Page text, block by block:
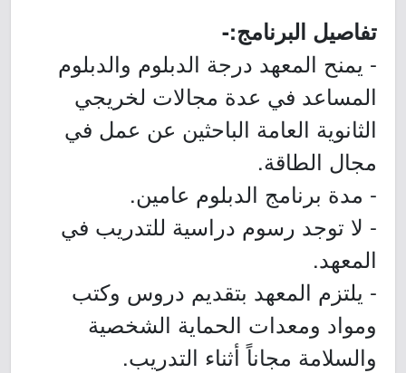
تفاصيل البرنامج:-
- يمنح المعهد درجة الدبلوم والدبلوم
المساعد في عدة مجالات لخريجي
الثانوية العامة الباحثين عن عمل في
مجال الطاقة.
- مدة برنامج الدبلوم عامين.
- لا توجد رسوم دراسية للتدريب في
المعهد.
- يلتزم المعهد بتقديم دروس وكتب
ومواد ومعدات الحماية الشخصية
والسلامة مجاناً أثناء التدريب.